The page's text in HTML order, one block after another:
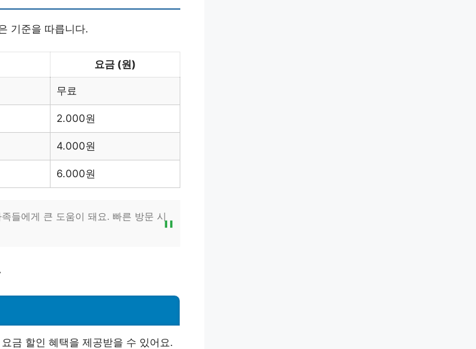
기준을 따릅니다.
요금 (원)
무료
2.000원
4.000원
6.000원
들에게 큰 도움이 돼요. 빠른 방문 시
금 할인 혜택을 제공받을 수 있어요.